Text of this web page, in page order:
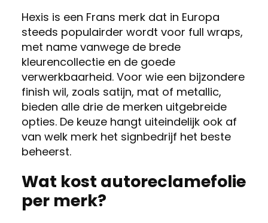
Hexis is een Frans merk dat in Europa
steeds populairder wordt voor full wraps,
met name vanwege de brede
kleurencollectie en de goede
verwerkbaarheid. Voor wie een bijzondere
finish wil, zoals satijn, mat of metallic,
bieden alle drie de merken uitgebreide
opties. De keuze hangt uiteindelijk ook af
van welk merk het signbedrijf het beste
beheerst.
Wat kost autoreclamefolie
per merk?